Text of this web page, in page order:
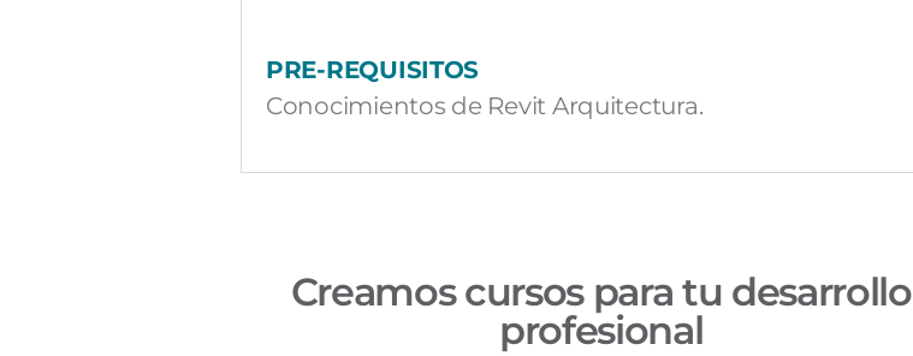
PRE-REQUISITOS
Conocimientos de Revit Arquitectura.
Creamos cursos para tu desarrollo
profesional